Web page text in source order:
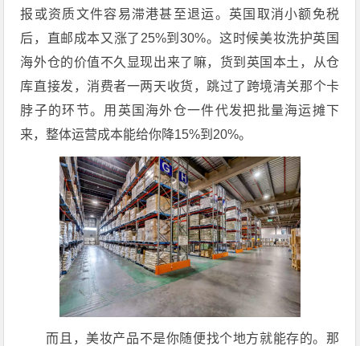
报或资质文件容易滞港甚至退运。英国取消小额免税
后，直邮成本又涨了25%到30%。这时候美妆洗护英国
海外仓的价值不久显现出来了嘛，货到英国本土，从仓
库直接发，消费者一两天收货，跳过了跨境清关那个卡
脖子的环节。用英国海外仓一件代发把批量海运摊下
来，整体运营成本能给你降15%到20%。
而且，美妆产品不是你随便找个地方就能存的。那